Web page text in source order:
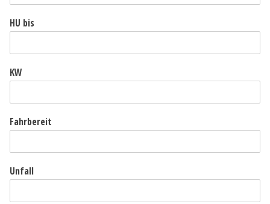
HU bis
KW
Fahrbereit
Unfall